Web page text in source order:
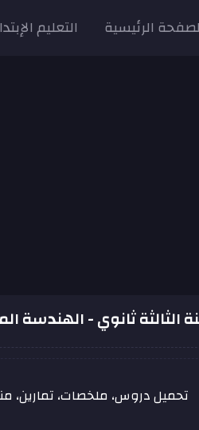
الرئيسية التعليم
الثالثة ثانوي - الهندسة
تحميل دروس، ملخصات، تمارين،